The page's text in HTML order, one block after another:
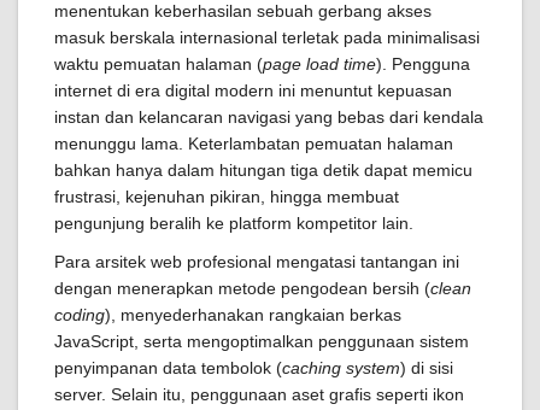
menentukan keberhasilan sebuah gerbang akses
masuk berskala internasional terletak pada minimalisasi
waktu pemuatan halaman (page load time). Pengguna
internet di era digital modern ini menuntut kepuasan
instan dan kelancaran navigasi yang bebas dari kendala
menunggu lama. Keterlambatan pemuatan halaman
bahkan hanya dalam hitungan tiga detik dapat memicu
frustrasi, kejenuhan pikiran, hingga membuat
pengunjung beralih ke platform kompetitor lain.
Para arsitek web profesional mengatasi tantangan ini
dengan menerapkan metode pengodean bersih (clean
coding), menyederhanakan rangkaian berkas
JavaScript, serta mengoptimalkan penggunaan sistem
penyimpanan data tembolok (caching system) di sisi
server. Selain itu, penggunaan aset grafis seperti ikon